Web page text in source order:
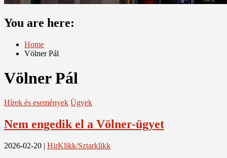
You are here:
Home
Völner Pál
Völner Pál
Hírek és események Ügyek
Nem engedik el a Völner-ügyet
2026-02-20 | HirKlikk/Sztarklikk